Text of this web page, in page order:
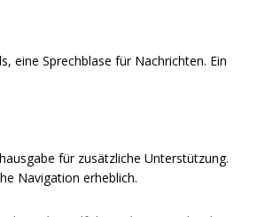
eine Sprechblase für Nachrichten. Ein
für zusätzliche Unterstützung.
Navigation erheblich.